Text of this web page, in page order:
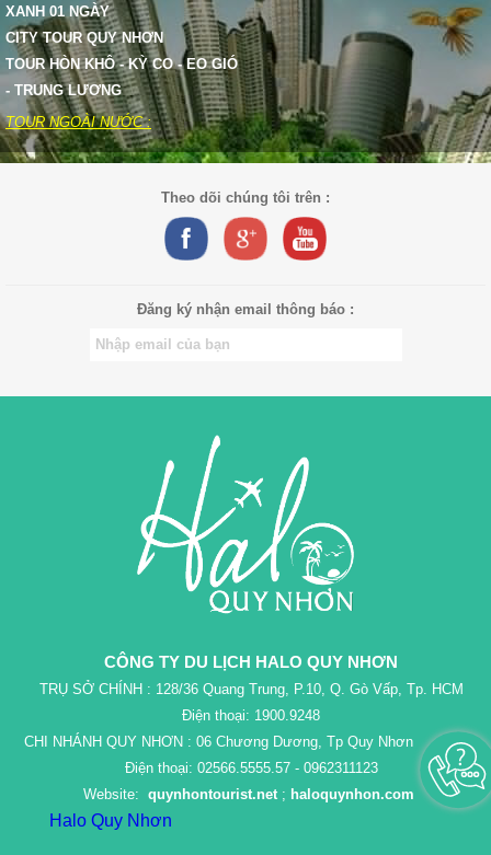
XANH 01 NGÀY
CITY TOUR QUY NHƠN
TOUR HÒN KHÔ - KỲ CO - EO GIÓ
- TRUNG LƯƠNG
TOUR NGOÀI NƯỚC :
Theo dõi chúng tôi trên :
Đăng ký nhận email thông báo :
CÔNG TY DU LỊCH HALO QUY NHƠN
TRỤ SỞ CHÍNH : 128/36 Quang Trung, P.10, Q. Gò Vấp, Tp. HCM
Điện thoại: 1900.9248
CHI NHÁNH QUY NHƠN : 06 Chương Dương, Tp Quy Nhơn
Điện thoại: 02566.5555.57 - 0962311123
Website: quynhontourist.net ; haloquynhon.com
Halo Quy Nhơn